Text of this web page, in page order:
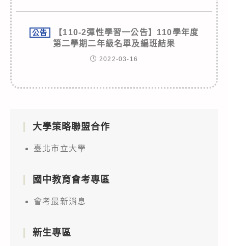
公告
【110-2彈性學習一公告】110學年度
第二學期二年級名單及編班結果
2022-03-16
大學策略聯盟合作
臺北市立大學
國中教育會考專區
會考最新消息
新生專區